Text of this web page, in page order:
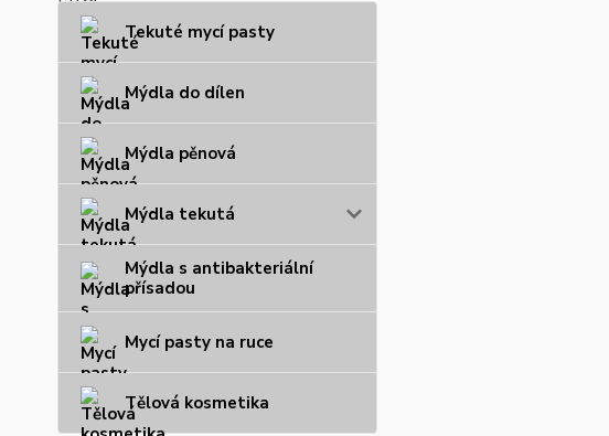
Tekuté mycí pasty
Mýdla do dílen
Mýdla pěnová
Mýdla tekutá
Mýdla s antibakteriální
přísadou
Mycí pasty na ruce
Tělová kosmetika